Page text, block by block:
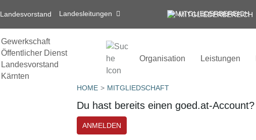
Landesvorstand Landesleitungen MITGLIEDERBEREICH
Gewerkschaft
Öffentlicher Dienst
Landesvorstand
Kärnten
Organisation Leistungen
HOME MITGLIEDSCHAFT
Du hast bereits einen goed.at-Account?
ANMELDEN